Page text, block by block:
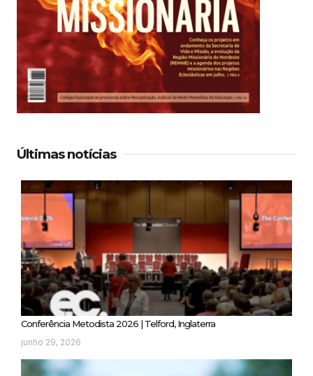
Últimas notícias
Conferência Metodista 2026 | Telford, Inglaterra
junho 29, 2026